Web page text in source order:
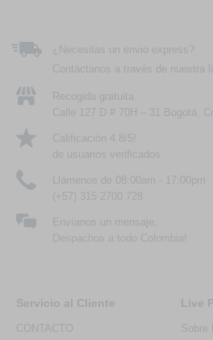
¿Necesitas un envio express?
Contáctanos a través de nuestra
Recogida gratuita
Calle 127 D # 70H – 31 Bogotá,
Calificación 4.8/5!
de usuarios verificados
Llámenos de 08:00am - 17:00pm
Envíanos un mensaje,
Servicio al Cliente
CONTACTO
Live
Sobre